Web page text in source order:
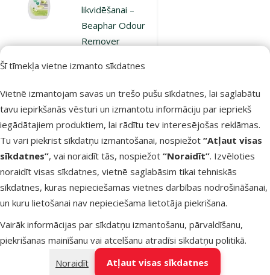
Šī tīmekļa vietne izmanto sīkdatnes
Vietnē izmantojam savas un trešo pušu sīkdatnes, lai saglabātu
tavu iepirkšanās vēsturi un izmantotu informāciju par iepriekš
iegādātajiem produktiem, lai rādītu tev interesējošas reklāmas.
Tu vari piekrist sīkdatņu izmantošanai, nospiežot “Atļaut visas
sīkdatnes”, vai noraidīt tās, nospiežot “Noraidīt”. Izvēloties
noraidīt visas sīkdatnes, vietnē saglabāsim tikai tehniskās
sīkdatnes, kuras nepieciešamas vietnes darbības nodrošināšanai,
un kuru lietošanai nav nepieciešama lietotāja piekrišana.
Vairāk informācijas par sīkdatņu izmantošanu, pārvaldīšanu,
piekrišanas mainīšanu vai atcelšanu atradīsi sīkdatņu politikā.
Noraidīt
Atļaut visas sīkdatnes
likvidēšanai –
Beaphar Odour
Remover
Nav pieejams Apskatīt
Līdzeklis telpu
tīrīšanai – URI-
KILL
Dog/Puppy,
ziedi, 500 ml
Atsauksmes 0%